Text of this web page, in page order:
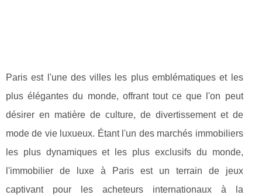
Paris est l'une des villes les plus emblématiques et les
plus élégantes du monde, offrant tout ce que l'on peut
désirer en matière de culture, de divertissement et de
mode de vie luxueux. Étant l'un des marchés immobiliers
les plus dynamiques et les plus exclusifs du monde,
l'immobilier de luxe à Paris est un terrain de jeux
captivant pour les acheteurs internationaux à la